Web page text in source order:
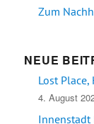
Zum
NEUE
Lost
4. August
Innenstadt